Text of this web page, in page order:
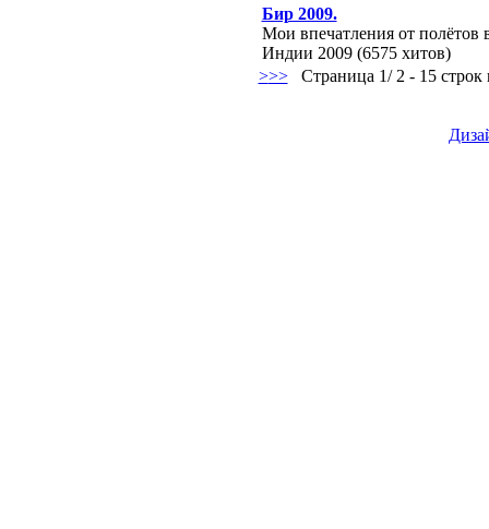
Бир 2009.
Мои впечатления от полётов
Индии 2009 (6575 хитов)
>>>Страница 1/ 2 - 15 строк